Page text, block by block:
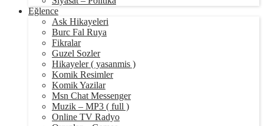
Eğlence
Ask Hikayeleri
Burc Fal Ruya
Fikralar
Guzel Sozler
Hikayeler ( yasanmis )
Komik Resimler
Komik Yazilar
Msn Chat Messenger
Muzik – MP3 ( full )
Online TV Radyo